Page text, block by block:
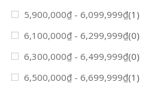
5,900,000₫ - 6,099,999₫(1)
6,100,000₫ - 6,299,999₫(0)
6,300,000₫ - 6,499,999₫(0)
6,500,000₫ - 6,699,999₫(1)